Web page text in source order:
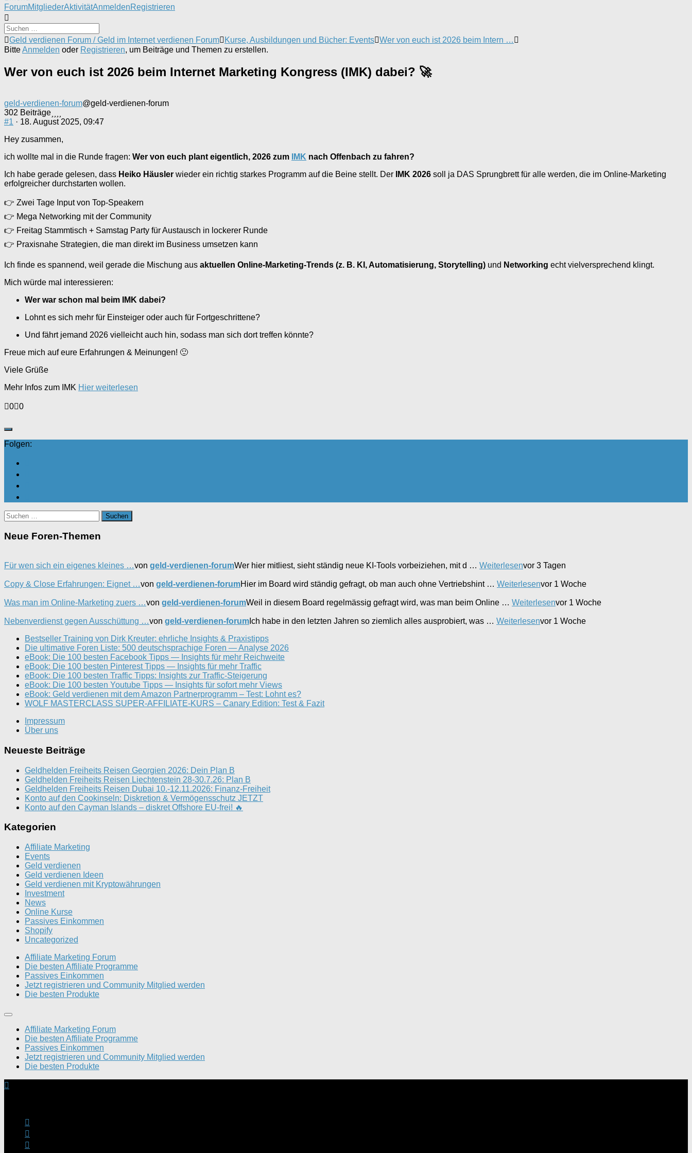
Forum-
Navigation
ForumMitgliederAktivitätAnmeldenRegistrieren
Forum-
Breadcrumbs
Du
bist
Geld verdienen Forum / Geld im Internet verdienen Forum Kurse, Ausbildungen und Bücher: Events Wer von euch ist 2026 beim Intern …
BitteAnmelden oder Registrieren, um Beiträge und Themen zu erstellen.
Wer von euch ist 2026 beim Internet Marketing Kongress (IMK) dabei? 🚀
geld-verdienen-forum@geld-verdienen-forum
302 Beiträge
#1 · 18. August 2025, 09:47
Hey zusammen,
ich wollte mal in die Runde fragen: Wer von euch plant eigentlich, 2026 zum IMK nach Offenbach zu fahren?
Ich habe gerade gelesen, dass Heiko Häusler wieder ein richtig starkes Programm auf die Beine stellt. Der IMK 2026 soll ja DAS Sprungbrett für alle werden, die im Online-Marketing
erfolgreicher durchstarten wollen.
👉 Zwei Tage Input von Top-Speakern
👉 Mega Networking mit der Community
👉 Freitag Stammtisch + Samstag Party für Austausch in lockerer Runde
👉 Praxisnahe Strategien, die man direkt im Business umsetzen kann
Ich finde es spannend, weil gerade die Mischung aus aktuellen Online-Marketing-Trends (z. B. KI, Automatisierung, Storytelling) und Networking echt vielversprechend klingt.
Mich würde mal interessieren:
Wer war schon mal beim IMK dabei?
Lohnt es sich mehr für Einsteiger oder auch für Fortgeschrittene?
Und fährt jemand 2026 vielleicht auch hin, sodass man sich dort treffen könnte?
Freue mich auf eure Erfahrungen & Meinungen! 🙂
Viele Grüße
Mehr Infos zum IMK Hier weiterlesen
Anklicken
nach
unten.
0 Anklicken
oben.
0
Folgen:
Suchen
nach:
Neue Foren-Themen
Für wen sich ein eigenes kleines …von geld-verdienen-forumWer hier mitliest, sieht ständig neue KI-Tools vorbeiziehen, mit d … Weiterlesenvor 3 Tagen
Copy & Close Erfahrungen: Eignet …von geld-verdienen-forumHier im Board wird ständig gefragt, ob man auch ohne Vertriebshint … Weiterlesenvor 1 Woche
Was man im Online-Marketing zuers …von geld-verdienen-forumWeil in diesem Board regelmässig gefragt wird, was man beim Online … Weiterlesenvor 1 Woche
Nebenverdienst gegen Ausschüttung …von geld-verdienen-forum Ich habe in den letzten Jahren so ziemlich alles ausprobiert, was … Weiterlesenvor 1 Woche
Bestseller Training von Dirk Kreuter: ehrliche Insights & Praxistipps
Die ultimative Foren Liste: 500 deutschsprachige Foren — Analyse 2026
eBook: Die 100 besten Facebook Tipps — Insights für mehr Reichweite
eBook: Die 100 besten Pinterest Tipps — Insights für mehr Traffic
eBook: Die 100 besten Traffic Tipps: Insights zur Traffic-Steigerung
eBook: Die 100 besten Youtube Tipps — Insights für sofort mehr Views
eBook: Geld verdienen mit dem Amazon Partnerprogramm – Test: Lohnt es?
WOLF MASTERCLASS SUPER-AFFILIATE-KURS – Canary Edition: Test & Fazit
Impressum
Über uns
Neueste Beiträge
Geldhelden Freiheits Reisen Georgien 2026: Dein Plan B
Geldhelden Freiheits Reisen Liechtenstein 28-30.7.26: Plan B
Geldhelden Freiheits Reisen Dubai 10.-12.11.2026: Finanz-Freiheit
Konto auf den Cookinseln: Diskretion & Vermögensschutz JETZT
Konto auf den Cayman Islands – diskret Offshore EU-frei! 🔥
Kategorien
Affiliate Marketing
Events
Geld verdienen
Geld verdienen Ideen
Geld verdienen mit Kryptowährungen
Investment
News
Online Kurse
Passives Einkommen
Shopify
Uncategorized
Affiliate Marketing Forum
Die besten Affiliate Programme
Passives Einkommen
Jetzt registrieren und Community Mitglied werden
Die besten Produkte
Affiliate Marketing Forum
Die besten Affiliate Programme
Passives Einkommen
Jetzt registrieren und Community Mitglied werden
Die besten Produkte